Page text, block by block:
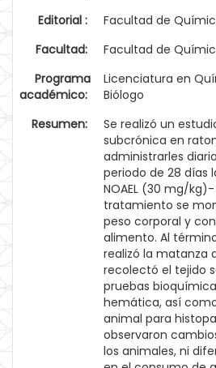
Editorial :
Facultad de
Facultad:
Facultad de
Programa
académico:
Licenciatura en
Biólogo
Resumen:
Se realizó un
subcrónica en
administrarles
periodo de 28 días
NOAEL (30 mg/
tratamiento se
peso corporal y
alimento. Al
realizó la matanza
recolectó el tejido
pruebas
hemática, así
animal para
observaron
los animales, ni